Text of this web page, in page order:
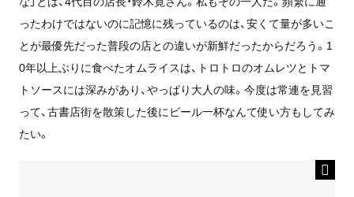
ったわけではないのに記憶に残っているのは、安くて量が多いこ
とが最優先だった普段の店との違いが新鮮だったからだろう。1
0年以上ぶりに食べたオムライスは、トロトロのオムレツとトマ
トソースには深みがあり、やっぱり大人の味。今度は常連を見習
って、古書店街を散策した後にビール一杯なんて使い方もしてみ
たい。